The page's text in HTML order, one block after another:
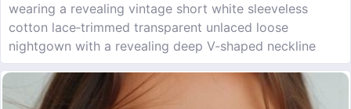
wearing a revealing vintage short white sleeveless
cotton lace‑trimmed transparent unlaced loose
nightgown with a revealing deep V-shaped neckline